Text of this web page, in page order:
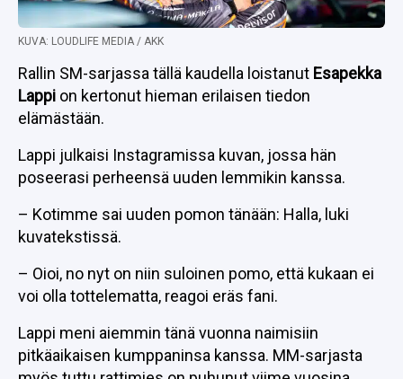
KUVA: LOUDLIFE MEDIA / AKK
Rallin SM-sarjassa tällä kaudella loistanut Esapekka
Lappi on kertonut hieman erilaisen tiedon
elämästään.
Lappi julkaisi Instagramissa kuvan, jossa hän
poseerasi perheensä uuden lemmikin kanssa.
– Kotimme sai uuden pomon tänään: Halla, luki
kuvatekstissä.
– Oioi, no nyt on niin suloinen pomo, että kukaan ei
voi olla tottelematta, reagoi eräs fani.
Lappi meni aiemmin tänä vuonna naimisiin
pitkäaikaisen kumppaninsa kanssa. MM-sarjasta